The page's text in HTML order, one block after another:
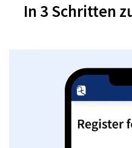
In 3 Schritten